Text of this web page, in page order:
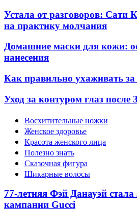
Устала от разговоров: Сати
на практику молчания
Домашние маски для кожи:
нанесения
Как правильно ухаживать
Уход за контуром глаз после
Восхитительные ножки
Женское здоровье
Красота женского лица
Полезно знать
Сказочная фигура
Шикарные волосы
77-летняя Фэй Данауэй
кампании Gucci